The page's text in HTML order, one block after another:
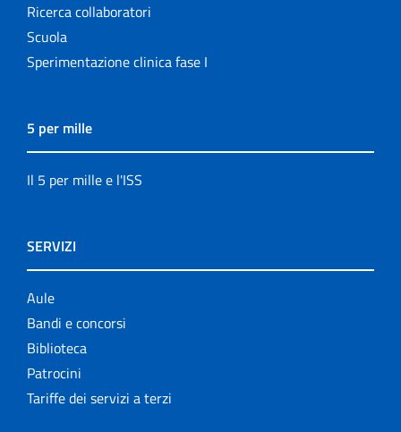
Ricerca collaboratori
Scuola
Sperimentazione clinica fase I
5 per mille
Il 5 per mille e l'ISS
SERVIZI
Aule
Bandi e concorsi
Biblioteca
Patrocini
Tariffe dei servizi a terzi